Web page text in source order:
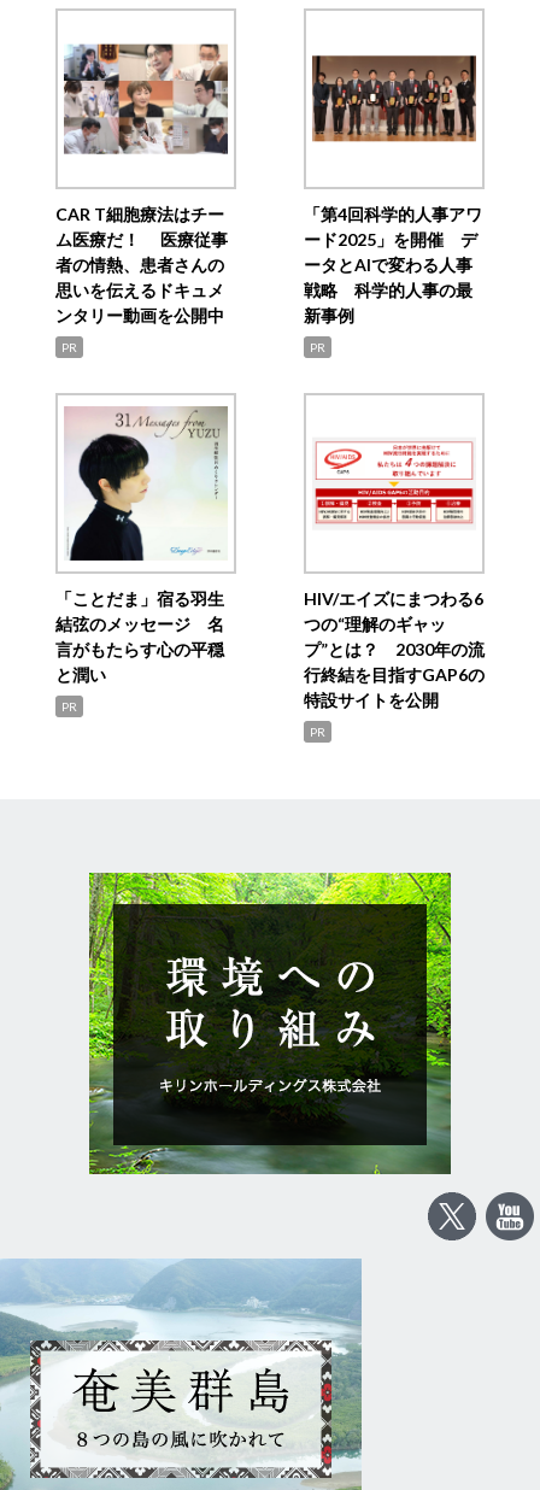
CAR T細胞療法はチー
ム医療だ！ 医療従事
者の情熱、患者さんの
思いを伝えるドキュメ
ンタリー動画を公開中
PR
「第4回科学的人事アワ
ード2025」を開催 デ
ータとAIで変わる人事
戦略 科学的人事の最
新事例
PR
「ことだま」宿る羽生
結弦のメッセージ 名
言がもたらす心の平穏
と潤い
PR
HIV/エイズにまつわる6
つの“理解のギャッ
プ”とは？ 2030年の流
行終結を目指すGAP6の
特設サイトを公開
PR